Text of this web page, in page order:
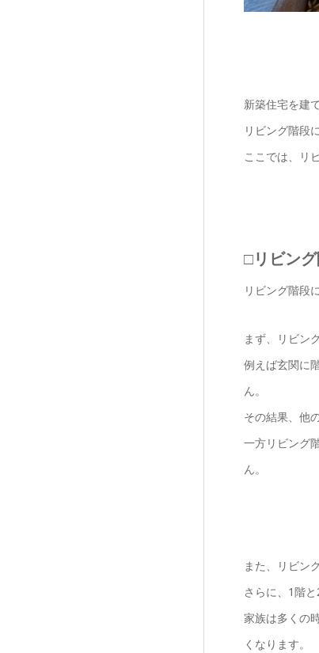
新築住宅を建
リビング階段
ここでは、リ
□リビン
リビング階段
まず、リビン
例えば玄関に
ん。
その結果、他
一方リビング
ん。
また、リビン
さらに、1階
家族は多くの
くなります。